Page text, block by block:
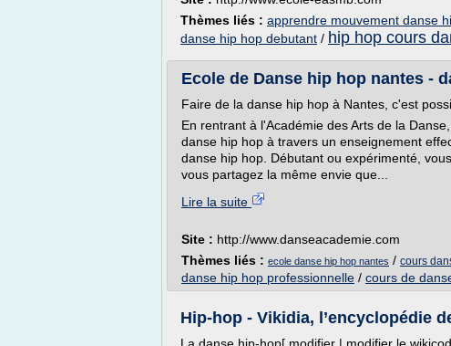
Thèmes liés : apprendre mouvement danse
danse hip hop debutant / hip hop cours
Ecole de Danse hip hop nantes -
Faire de la danse hip hop à Nantes, c'est
En rentrant à l'Académie des Arts de la
danse hip hop à travers un enseignement
danse hip hop. Débutant ou expérimenté,
vous partagez la même envie que...
Lire la suite
Site : http://www.danseacademie.com
Thèmes liés : ecole danse hip hop nantes / cours
danse hip hop professionnelle / cours de
Hip-hop - Vikidia, l’encyclopédie